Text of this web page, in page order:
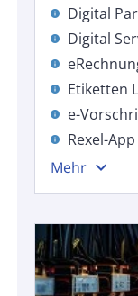
info Digital
info Digital
info
info Etiketten
info e-
info
Rexel-App
Mehr expand_more